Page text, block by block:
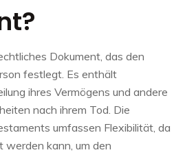
Dokument, das den
festlegt. Es enthält
ihres Vermögens und andere
nach ihrem Tod. Die
umfassen Flexibilität, da
werden kann, um den